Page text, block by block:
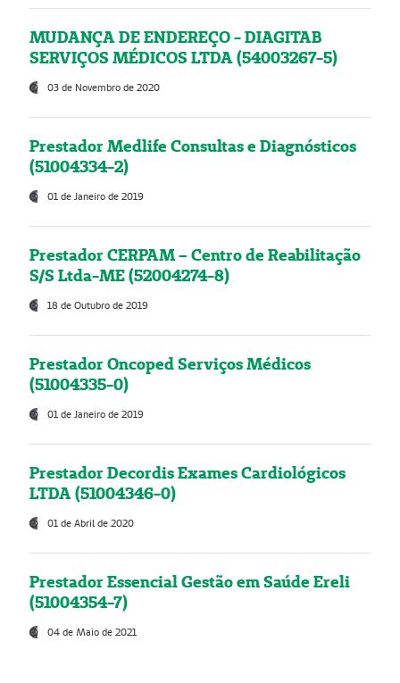
MUDANÇA DE ENDEREÇO - DIAGITAB
SERVIÇOS MÉDICOS LTDA (54003267-5)
03 de Novembro de 2020
Prestador Medlife Consultas e Diagnósticos
(51004334-2)
01 de Janeiro de 2019
Prestador CERPAM – Centro de Reabilitação
S/S Ltda-ME (52004274-8)
18 de Outubro de 2019
Prestador Oncoped Serviços Médicos
(51004335-0)
01 de Janeiro de 2019
Prestador Decordis Exames Cardiológicos
LTDA (51004346-0)
01 de Abril de 2020
Prestador Essencial Gestão em Saúde Ereli
(51004354-7)
04 de Maio de 2021